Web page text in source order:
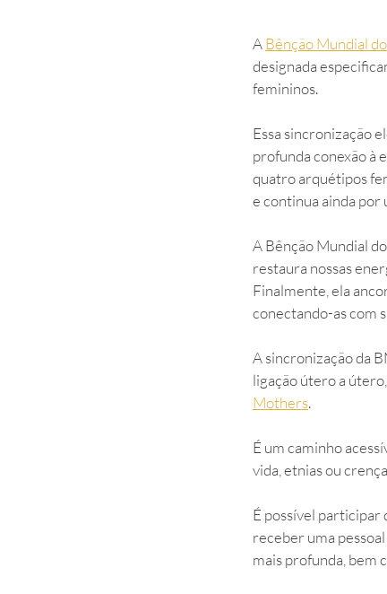
A Bênção Mundial
designada
femininos.
Essa sincronização
profunda conexão à
quatro arquétipos
e continua ainda por
A Bênção Mundial
restaura nossas
Finalmente, ela
conectando-as com
A sincronização da
ligação útero a
Mothers.
É um caminho
vida, etnias ou
É possível participar
receber uma
mais profunda, bem